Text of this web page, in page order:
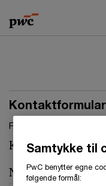
to
content
to
footer
Kontaktformular
Felter, markeret med
Kontaktperson:
Navn*
Samtykke til
PwC benytter egne
følgende formål: